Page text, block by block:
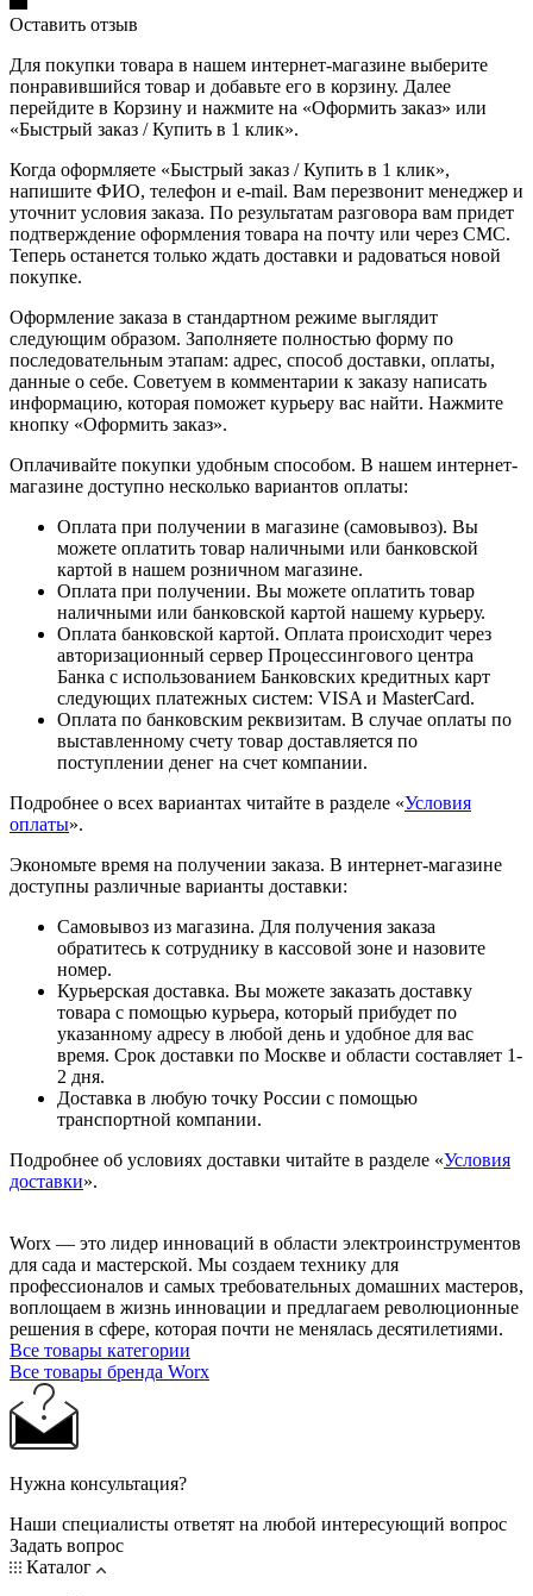
Оставить отзыв
Для покупки товара в нашем интернет-магазине выберите
понравившийся товар и добавьте его в корзину. Далее
перейдите в Корзину и нажмите на «Оформить заказ» или
«Быстрый заказ / Купить в 1 клик».
Когда оформляете «Быстрый заказ / Купить в 1 клик»,
напишите ФИО, телефон и e-mail. Вам перезвонит менеджер и
уточнит условия заказа. По результатам разговора вам придет
подтверждение оформления товара на почту или через СМС.
Теперь останется только ждать доставки и радоваться новой
покупке.
Оформление заказа в стандартном режиме выглядит
следующим образом. Заполняете полностью форму по
последовательным этапам: адрес, способ доставки, оплаты,
данные о себе. Советуем в комментарии к заказу написать
информацию, которая поможет курьеру вас найти. Нажмите
кнопку «Оформить заказ».
Оплачивайте покупки удобным способом. В нашем интернет-
магазине доступно несколько вариантов оплаты:
Оплата при получении в магазине (самовывоз). Вы
можете оплатить товар наличными или банковской
картой в нашем розничном магазине.
Оплата при получении. Вы можете оплатить товар
наличными или банковской картой нашему курьеру.
Оплата банковской картой. Оплата происходит через
авторизационный сервер Процессингового центра
Банка с использованием Банковских кредитных карт
следующих платежных систем: VISA и MasterCard.
Оплата по банковским реквизитам. В случае оплаты по
выставленному счету товар доставляется по
поступлении денег на счет компании.
Подробнее о всех вариантах читайте в разделе «Условия
оплаты».
Экономьте время на получении заказа. В интернет-магазине
доступны различные варианты доставки:
Самовывоз из магазина. Для получения заказа
обратитесь к сотруднику в кассовой зоне и назовите
номер.
Курьерская доставка. Вы можете заказать доставку
товара с помощью курьера, который прибудет по
указанному адресу в любой день и удобное для вас
время. Срок доставки по Москве и области составляет 1-
2 дня.
Доставка в любую точку России с помощью
транспортной компании.
Подробнее об условиях доставки читайте в разделе «Условия
доставки».
Worx — это лидер инноваций в области электроинструментов
для сада и мастерcкой. Мы создаем технику для
профессионалов и самых требовательных домашних мастеров,
воплощаем в жизнь инновации и предлагаем революционные
решения в сфере, которая почти не менялась десятилетиями.
Все товары категории
Все товары бренда Worx
Нужна консультация?
Наши специалисты ответят на любой интересующий вопрос
Задать вопрос
Каталог